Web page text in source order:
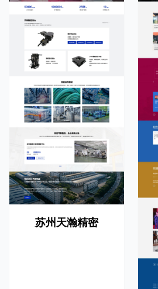
苏州天瀚精密